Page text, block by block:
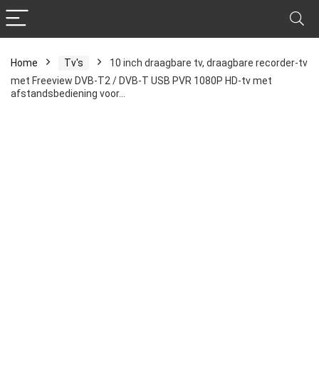
Home Tv's
10 inch draagbare tv, draagbare recorder-tv
met Freeview DVB-T2 / DVB-T USB PVR 1080P HD-tv met
afstandsbediening voor…